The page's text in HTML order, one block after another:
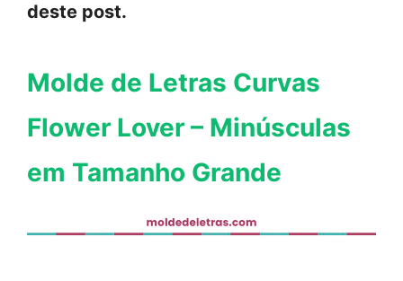
deste post.
Molde de Letras Curvas
Flower Lover – Minúsculas
em Tamanho Grande